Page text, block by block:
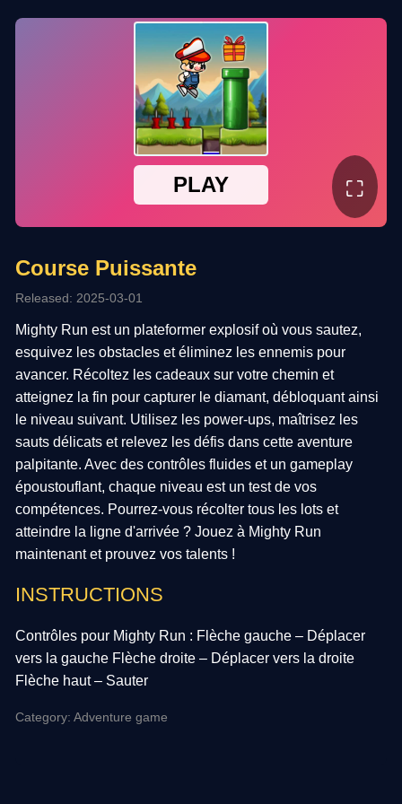
⛶
Course Puissante
Released: 2025-03-01
Mighty Run est un plateformer explosif où vous sautez,
esquivez les obstacles et éliminez les ennemis pour
avancer. Récoltez les cadeaux sur votre chemin et
atteignez la fin pour capturer le diamant, débloquant ainsi
le niveau suivant. Utilisez les power-ups, maîtrisez les
sauts délicats et relevez les défis dans cette aventure
palpitante. Avec des contrôles fluides et un gameplay
époustouflant, chaque niveau est un test de vos
compétences. Pourrez-vous récolter tous les lots et
atteindre la ligne d'arrivée ? Jouez à Mighty Run
maintenant et prouvez vos talents !
INSTRUCTIONS
Contrôles pour Mighty Run : Flèche gauche – Déplacer
vers la gauche Flèche droite – Déplacer vers la droite
Flèche haut – Sauter
Category: Adventure game